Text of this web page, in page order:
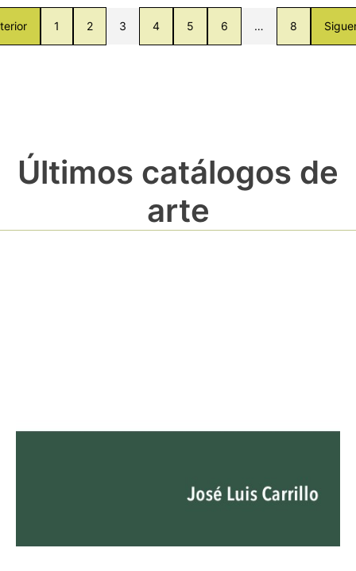
1 2 3 4 5 6 … 8
Últimos catálogos de
arte